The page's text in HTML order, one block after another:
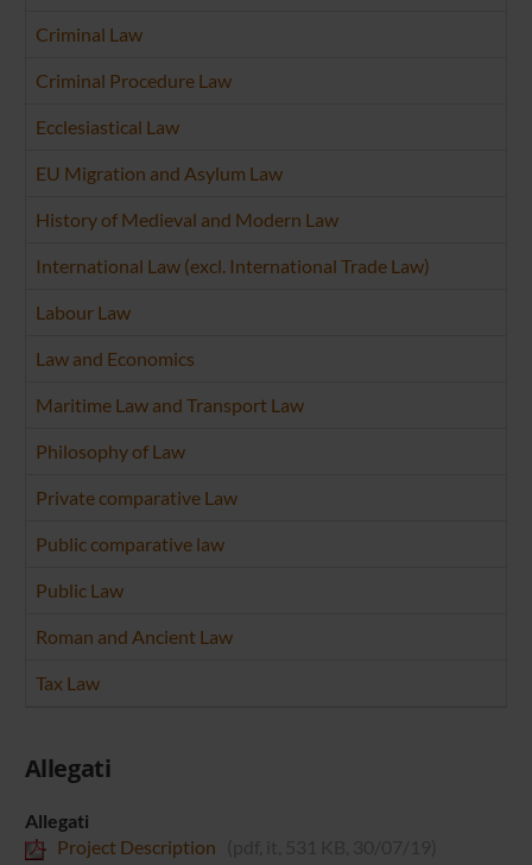
Criminal Law
Criminal Procedure Law
Ecclesiastical Law
EU Migration and Asylum Law
History of Medieval and Modern Law
International Law (excl. International Trade Law)
Labour Law
Law and Economics
Maritime Law and Transport Law
Philosophy of Law
Private comparative Law
Public comparative law
Public Law
Roman and Ancient Law
Tax Law
Allegati
Allegati
Project Description